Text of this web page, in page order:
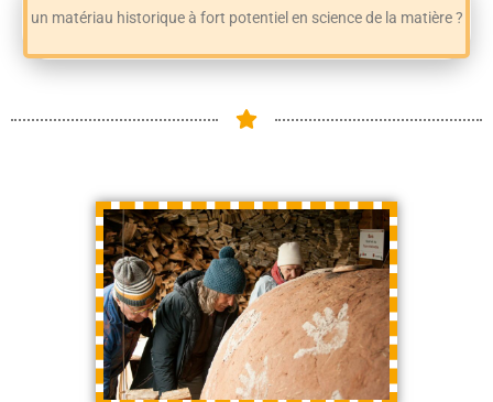
un matériau historique à fort potentiel en science de la matière ?